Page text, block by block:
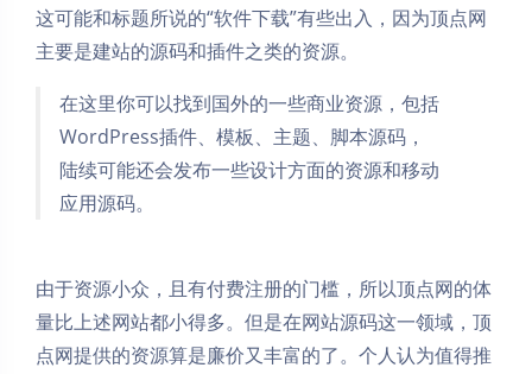
这可能和标题所说的“软件下载”有些出入，因为顶点网
主要是建站的源码和插件之类的资源。
在这里你可以找到国外的一些商业资源，包括
WordPress插件、模板、主题、脚本源码，
陆续可能还会发布一些设计方面的资源和移动
应用源码。
由于资源小众，且有付费注册的门槛，所以顶点网的体
量比上述网站都小得多。但是在网站源码这一领域，顶
点网提供的资源算是廉价又丰富的了。个人认为值得推